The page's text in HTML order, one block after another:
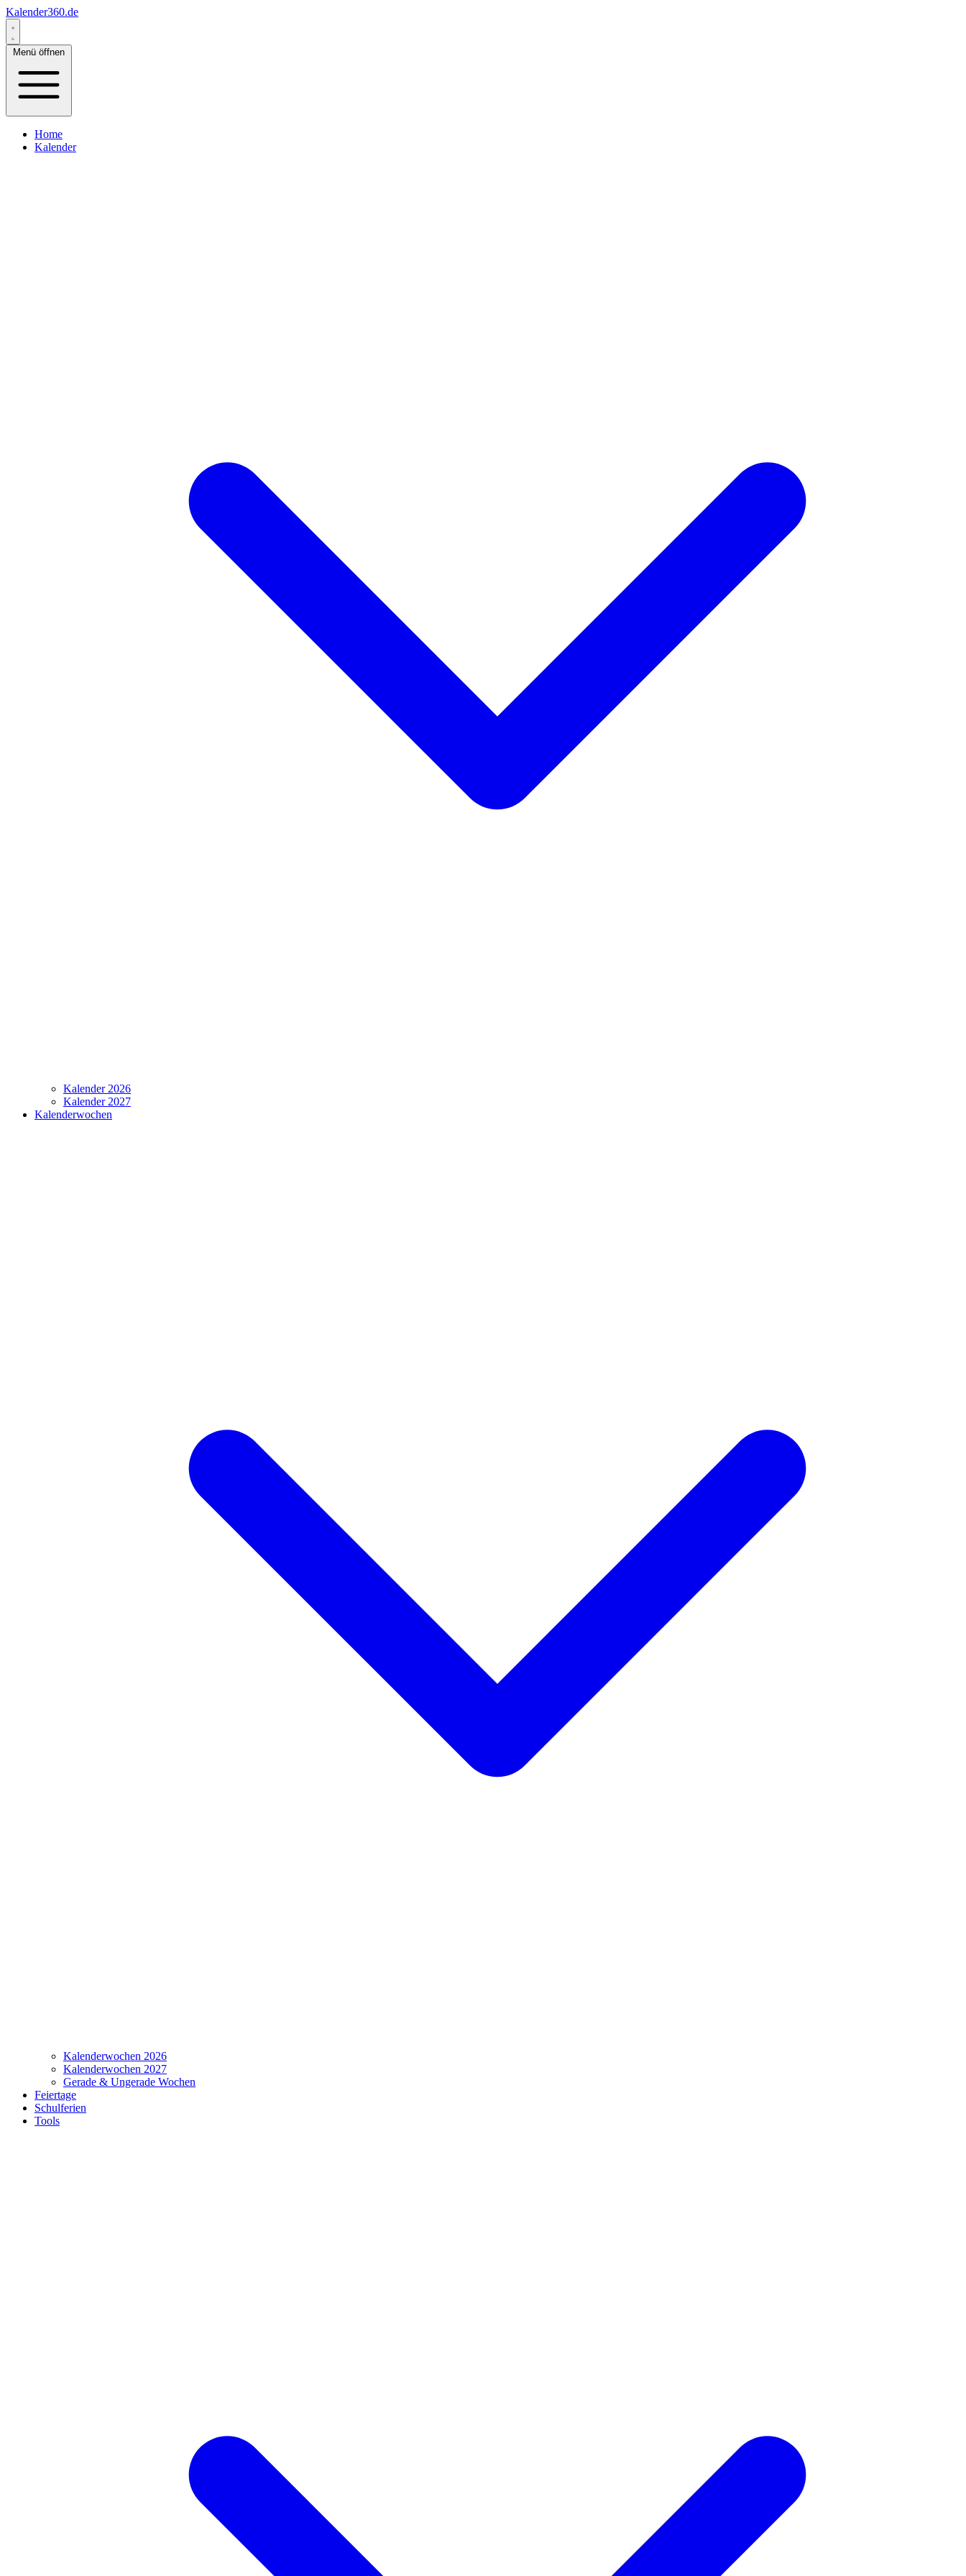
Kalender360.de
Menü öffnen
Home
Kalender
Kalender 2026
Kalender 2027
Kalenderwochen
Kalenderwochen 2026
Kalenderwochen 2027
Gerade & Ungerade Wochen
Feiertage
Schulferien
Tools